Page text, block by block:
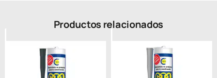
Productos relacionados